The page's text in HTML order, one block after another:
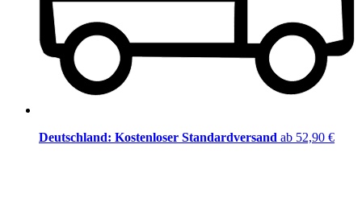
Deutschland: Kostenloser Standardversand ab 52,90 €